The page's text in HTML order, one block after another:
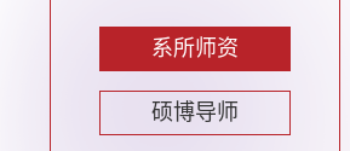
系所师资
硕博导师